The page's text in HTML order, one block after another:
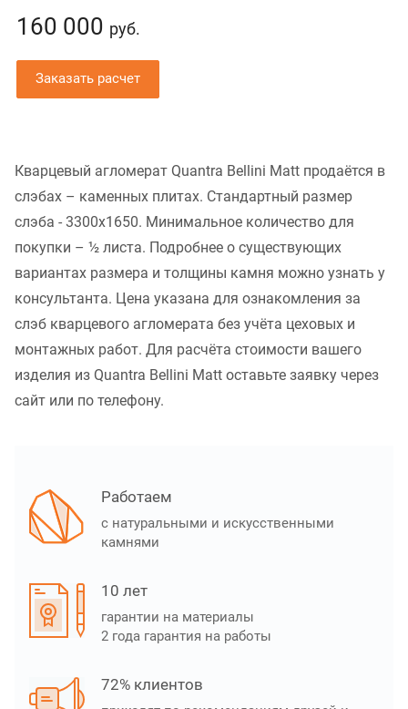
160 000 руб.
Заказать расчет
Кварцевый агломерат Quantra Bellini Matt продаётся в
слэбах – каменных плитах. Стандартный размер
слэба - 3300x1650. Минимальное количество для
покупки – ½ листа. Подробнее о существующих
вариантах размера и толщины камня можно узнать у
консультанта. Цена указана для ознакомления за
слэб кварцевого агломерата без учёта цеховых и
монтажных работ. Для расчёта стоимости вашего
изделия из Quantra Bellini Matt оставьте заявку через
сайт или по телефону.
Работаем
с натуральными и искусственными
камнями
10 лет
гарантии на материалы
2 года гарантия на работы
72% клиентов